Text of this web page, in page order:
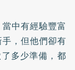
中有經驗豐富
，但他們卻有
多少準備，都